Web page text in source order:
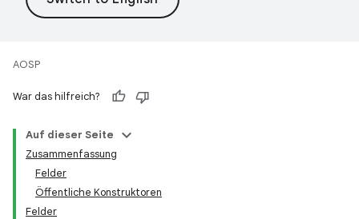
AOSP
War das hilfreich?
Auf dieser Seite
Zusammenfassung
Felder
Öffentliche Konstruktoren
Felder